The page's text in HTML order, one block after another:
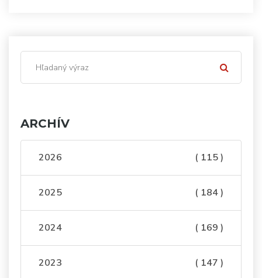
ARCHÍV
2026 ( 115 )
2025 ( 184 )
2024 ( 169 )
2023 ( 147 )